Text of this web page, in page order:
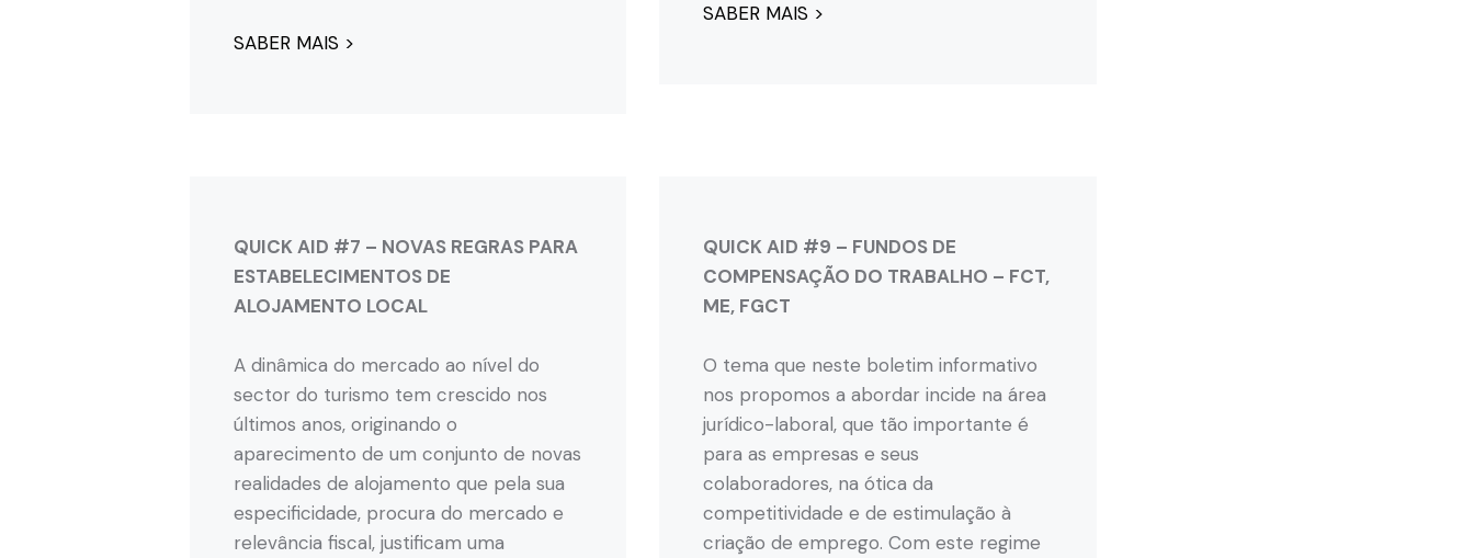
SABER MAIS >
SABER MAIS >
QUICK AID #7 – NOVAS REGRAS PARA
ESTABELECIMENTOS DE
ALOJAMENTO LOCAL
A dinâmica do mercado ao nível do
sector do turismo tem crescido nos
últimos anos, originando o
aparecimento de um conjunto de novas
realidades de alojamento que pela sua
especificidade, procura do mercado e
relevância fiscal, justificam uma
QUICK AID #9 – FUNDOS DE
COMPENSAÇÃO DO TRABALHO – FCT,
ME, FGCT
O tema que neste boletim informativo
nos propomos a abordar incide na área
jurídico-laboral, que tão importante é
para as empresas e seus
colaboradores, na ótica da
competitividade e de estimulação à
criação de emprego. Com este regime